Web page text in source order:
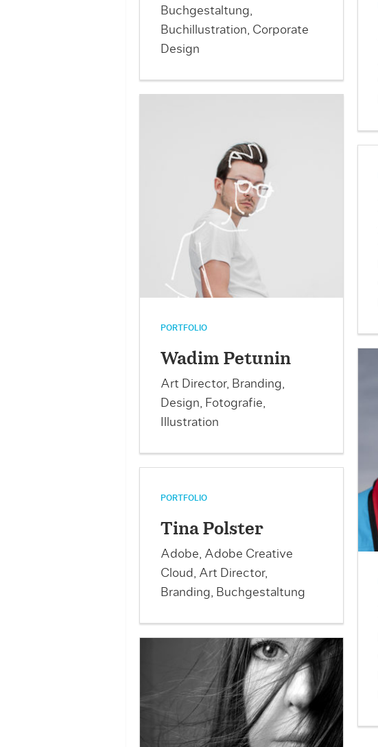
Buchgestaltung,
Buchillustration, Corporate
Design
PORTFOLIO
Wadim Petunin
Art Director, Branding,
Design, Fotografie,
Illustration
PORTFOLIO
Tina Polster
Adobe, Adobe Creative
Cloud, Art Director,
Branding, Buchgestaltung